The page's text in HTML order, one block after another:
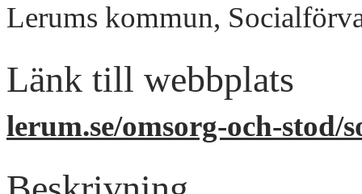
Lerums kommun,
Länk till webbplats
lerum.se/omsorg-och-stod/